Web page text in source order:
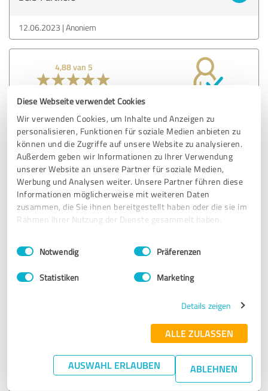
Diese Webseite verwendet Cookies
Wir verwenden Cookies, um Inhalte und Anzeigen zu
personalisieren, Funktionen für soziale Medien anbieten zu
können und die Zugriffe auf unsere Website zu analysieren.
Außerdem geben wir Informationen zu Ihrer Verwendung
unserer Website an unsere Partner für soziale Medien,
Werbung und Analysen weiter. Unsere Partner führen diese
Informationen möglicherweise mit weiteren Daten
zusammen, die Sie ihnen bereitgestellt haben oder die sie im
Rahmen Ihrer Nutzung der Dienste gesammelt haben.
Impressum Datenschutzbestimmungen
Einwilligungsauswahl
Notwendig Präferenzen
Statistiken Marketing
Details zeigen
ALLE ZULASSEN
AUSWAHL ERLAUBEN ABLEHNEN
12.06.2023 Anoniem
4,88 van 5
UITSTEKEND
Persoonlijke, adaptieve ondersteuning. Levering, installatie
en ingebruikname
Origineel weergeven
Klantenbeoordeling & beoordeling voor:
D&O Partners
12.06.2023
5,00 van 5